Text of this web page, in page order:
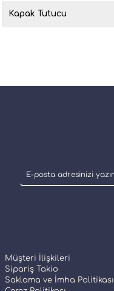
Kapak Tutucu
Müşteri İlişkileri
Sipariş Takio
Saklama ve İmha Politikası